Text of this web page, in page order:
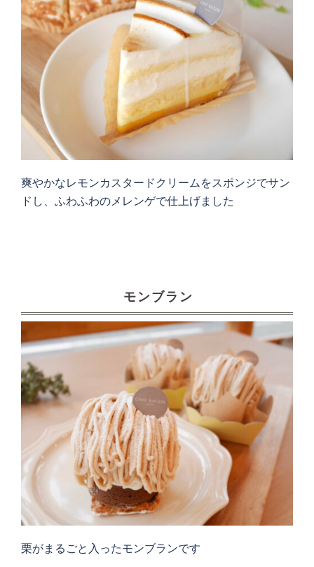
爽やかなレモンカスタードクリームをスポンジでサン
ドし、ふわふわのメレンゲで仕上げました
モンブラン
栗がまるごと入ったモンブランです